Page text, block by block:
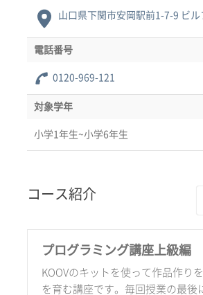
山口県下関市安岡駅前1-7-9 ビ
電話番号
0120-969-121
対象学年
小学1年生~小学6年生
コース紹介
プログラミング講座上級編
KOOVのキットを使って作品作り
を育む講座です。毎回授業の最後